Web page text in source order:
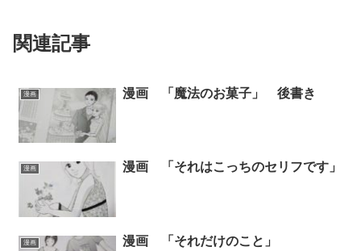
関連記事
漫画 漫画 「魔法のお菓子」 後書き
漫画 漫画 「それはこっちのセリフです」
漫画 漫画 「それだけのこと」